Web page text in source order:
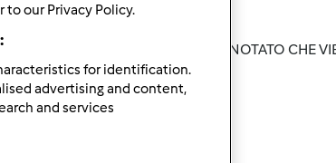
MESSO IN FUNZIONE HO NOTATO CHE
PUOI ESSERE?
our Privacy Policy.
for identification.
advertising and content,
and services